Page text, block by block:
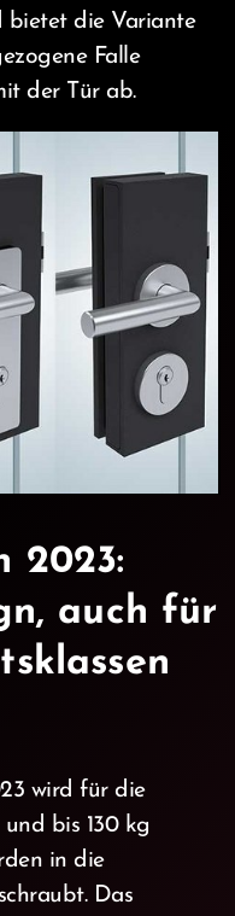
bietet die Variante
Falle
der Tür ab.
2023:
auch für
wird für die
bis 130 kg
in die
Das